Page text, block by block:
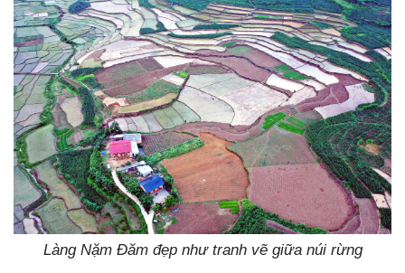
Làng Nặm Đăm đẹp như tranh vẽ giữa núi rừng